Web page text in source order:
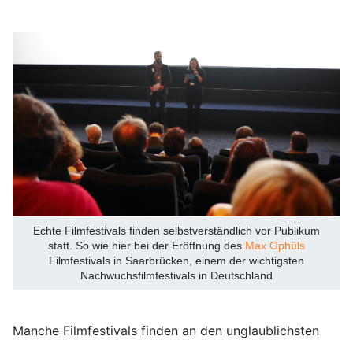
Echte Filmfestivals finden selbstverständlich vor Publikum
statt. So wie hier bei der Eröffnung des Max Ophüls
Filmfestivals in Saarbrücken, einem der wichtigsten
Nachwuchsfilmfestivals in Deutschland
Manche Filmfestivals finden an den unglaublichsten